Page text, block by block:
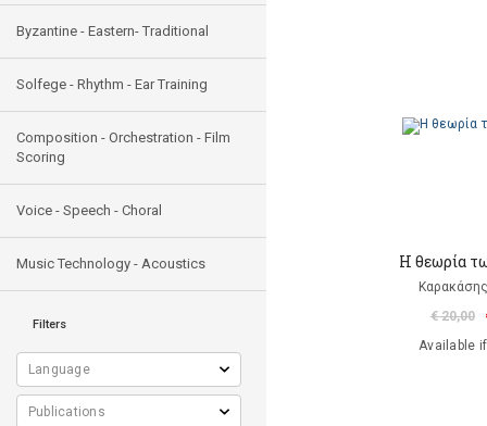
Byzantine - Eastern- Traditional
Solfege - Rhythm - Ear Training
Composition - Orchestration - Film
Scoring
Voice - Speech - Choral
Music Technology - Acoustics
Filters
Η θεωρία
€ 20,00
Available